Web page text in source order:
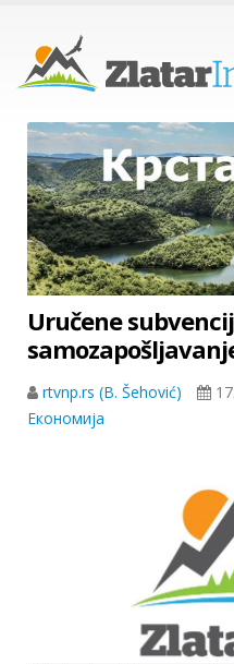
Uručene
rtvnp.rs (B. Šehović)
Економија